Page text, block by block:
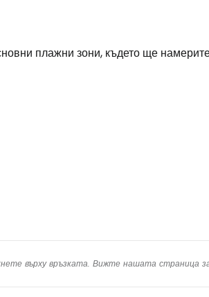
плажни зони, където ще
върху връзката. Вижте нашата страница
Продължете с имейл